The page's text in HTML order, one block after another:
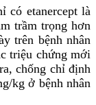
etanercept là
trầm trọng hơn
trên bệnh nhân
triệu chứng mới
chống chỉ định
kg ở bệnh nhân